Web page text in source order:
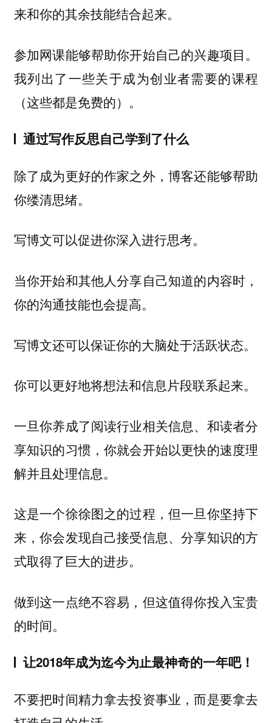
来和你的其余技能结合起来。
参加网课能够帮助你开始自己的兴趣项目。
我列出了一些关于成为创业者需要的课程
（这些都是免费的）。
通过写作反思自己学到了什么
除了成为更好的作家之外，博客还能够帮助
你缕清思绪。
写博文可以促进你深入进行思考。
当你开始和其他人分享自己知道的内容时，
你的沟通技能也会提高。
写博文还可以保证你的大脑处于活跃状态。
你可以更好地将想法和信息片段联系起来。
一旦你养成了阅读行业相关信息、和读者分
享知识的习惯，你就会开始以更快的速度理
解并且处理信息。
这是一个徐徐图之的过程，但一旦你坚持下
来，你会发现自己接受信息、分享知识的方
式取得了巨大的进步。
做到这一点绝不容易，但这值得你投入宝贵
的时间。
让2018年成为迄今为止最神奇的一年吧！
不要把时间精力拿去投资事业，而是要拿去